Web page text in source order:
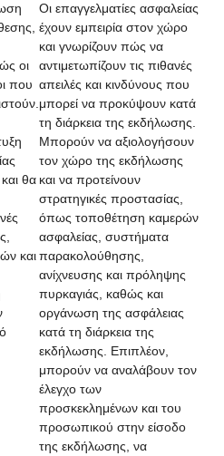
οι
που
θα
και
Οι επαγγελματίες ασφαλείας
έχουν εμπειρία στον χώρο
και γνωρίζουν πώς να
αντιμετωπίζουν τις πιθανές
απειλές και κινδύνους που
μπορεί να προκύψουν κατά
τη διάρκεια της εκδήλωσης.
Μπορούν να αξιολογήσουν
τον χώρο της εκδήλωσης
και να προτείνουν
στρατηγικές προστασίας,
όπως τοποθέτηση καμερών
ασφαλείας, συστήματα
παρακολούθησης,
ανίχνευσης και πρόληψης
πυρκαγιάς, καθώς και
οργάνωση της ασφάλειας
κατά τη διάρκεια της
εκδήλωσης. Επιπλέον,
μπορούν να αναλάβουν τον
έλεγχο των
προσκεκλημένων και του
προσωπικού στην είσοδο
της εκδήλωσης, να